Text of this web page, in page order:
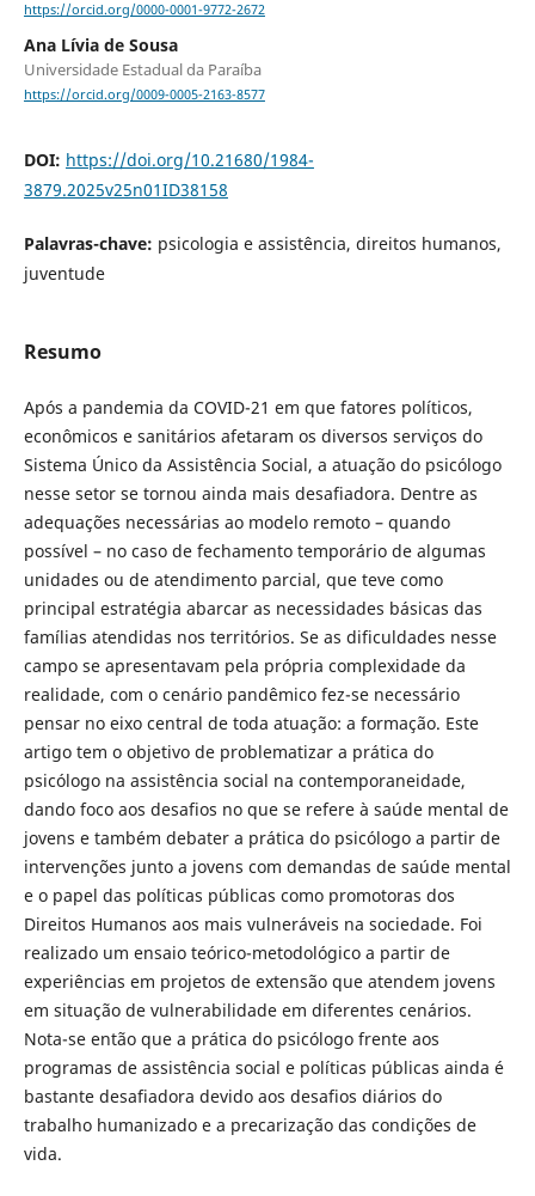
https://orcid.org/0000-0001-9772-2672
Ana Lívia de Sousa
Universidade Estadual da Paraíba
https://orcid.org/0009-0005-2163-8577
DOI: https://doi.org/10.21680/1984-
3879.2025v25n01ID38158
Palavras-chave: psicologia e assistência, direitos humanos,
juventude
Resumo
Após a pandemia da COVID-21 em que fatores políticos,
econômicos e sanitários afetaram os diversos serviços do
Sistema Único da Assistência Social, a atuação do psicólogo
nesse setor se tornou ainda mais desafiadora. Dentre as
adequações necessárias ao modelo remoto – quando
possível – no caso de fechamento temporário de algumas
unidades ou de atendimento parcial, que teve como
principal estratégia abarcar as necessidades básicas das
famílias atendidas nos territórios. Se as dificuldades nesse
campo se apresentavam pela própria complexidade da
realidade, com o cenário pandêmico fez-se necessário
pensar no eixo central de toda atuação: a formação. Este
artigo tem o objetivo de problematizar a prática do
psicólogo na assistência social na contemporaneidade,
dando foco aos desafios no que se refere à saúde mental de
jovens e também debater a prática do psicólogo a partir de
intervenções junto a jovens com demandas de saúde mental
e o papel das políticas públicas como promotoras dos
Direitos Humanos aos mais vulneráveis na sociedade. Foi
realizado um ensaio teórico-metodológico a partir de
experiências em projetos de extensão que atendem jovens
em situação de vulnerabilidade em diferentes cenários.
Nota-se então que a prática do psicólogo frente aos
programas de assistência social e políticas públicas ainda é
bastante desafiadora devido aos desafios diários do
trabalho humanizado e a precarização das condições de
vida.